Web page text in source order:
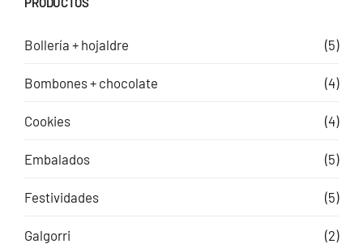
Bollería + hojaldre (5)
Bombones + chocolate (4)
Cookies (4)
Embalados (5)
Festividades (5)
Galgorri (2)